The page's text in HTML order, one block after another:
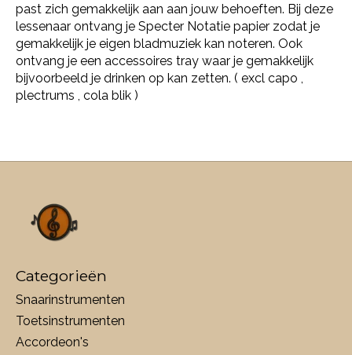
past zich gemakkelijk aan aan jouw behoeften. Bij deze
lessenaar ontvang je Specter Notatie papier zodat je
gemakkelijk je eigen bladmuziek kan noteren. Ook
ontvang je een accessoires tray waar je gemakkelijk
bijvoorbeeld je drinken op kan zetten. ( excl capo ,
plectrums , cola blik )
Categorieën
Snaarinstrumenten
Toetsinstrumenten
Accordeon's